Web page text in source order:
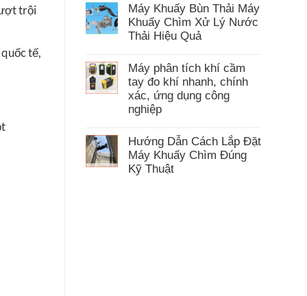
trội
tế,
Chính
Hãng
bình
luận
Máy
Heo
Chính
Hãng
Báo
Giá
Mới
Máy Khuấy Bùn Thải Máy
Khuấy Chìm Xử Lý Nước
Thải Hiệu Quả
bình
luận
Máy
Khuấy
Bùn
Máy
Khuấy
Chìm
Xử
Lý
Máy phân tích khí cầm
tay đo khí nhanh, chính
xác, ứng dụng công
nghiệp
bình
luận
Máy
Hướng Dẫn Cách Lắp Đặt
Máy Khuấy Chìm Đúng
Kỹ Thuật